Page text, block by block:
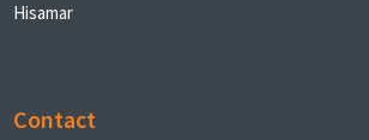
Hisamar
Contact